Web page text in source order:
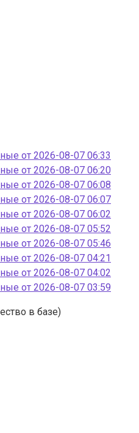
от 2026-08-07 06:33
от 2026-08-07 06:20
от 2026-08-07 06:08
от 2026-08-07 06:07
от 2026-08-07 06:02
от 2026-08-07 05:52
от 2026-08-07 05:46
от 2026-08-07 04:21
от 2026-08-07 04:02
от 2026-08-07 03:59
в базе)